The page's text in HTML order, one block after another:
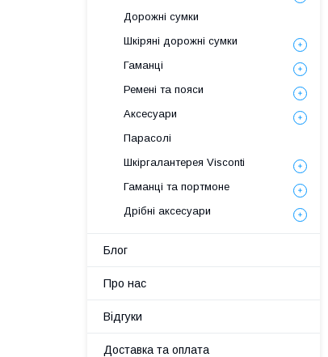
Дорожні сумки
Шкіряні дорожні сумки
Гаманці
Ремені та пояси
Аксесуари
Парасолі
Шкіргалантерея Visconti
Гаманці та портмоне
Дрібні аксесуари
Блог
Про нас
Відгуки
Доставка та оплата